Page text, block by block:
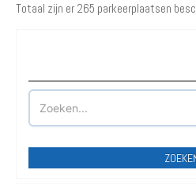
Totaal zijn er 265 parkeerplaatsen